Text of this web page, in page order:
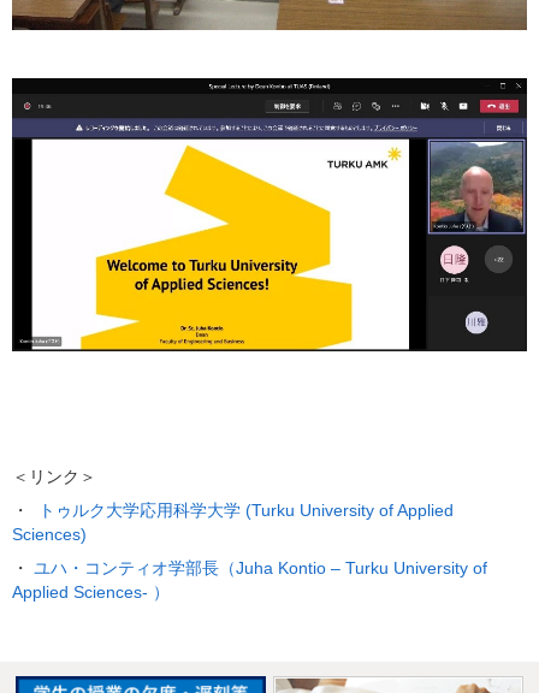
＜リンク＞
・
トゥルク大学応用科学大学 (Turku University of Applied
Sciences)
・ ユハ・コンティオ学部長（Juha Kontio – Turku University of
Applied Sciences- ）